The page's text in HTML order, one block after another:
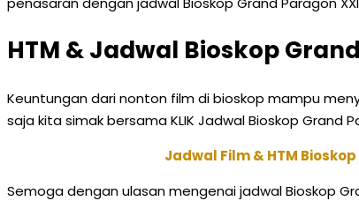
HTM & Jadwal Bioskop
Keuntungan dari nonton film di bioskop mampu
saja kita simak bersama KLIK Jadwal Bioskop Grand
Jadwal Film & HTM
Semoga dengan ulasan mengenai jadwal Bioskop